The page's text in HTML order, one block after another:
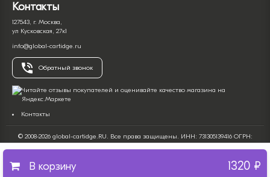
1320 ₽
В корзину
Контакты
127543, г. Москва,
ул Кусковская, 27к1
info@global-cartidge.ru
Обратный звонок
Контакты
© 2008-2026 global-cartidge.RU. Все права защищены. ИНН: 731305139416 ОГРН:
322732500017266. Интернет-магазин продажи расходных материалов для оргтехники
Все имена и торговые марки являются собственностью их владельцев и
используются только с целью описания продукта. Вся информация на сайте носит